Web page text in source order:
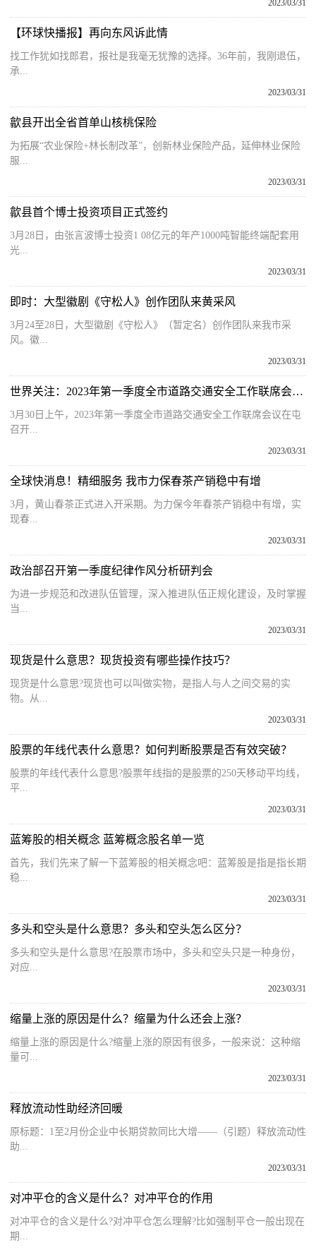
2023/03/31
【环球快播报】再向东风诉此情
找工作犹如找郎君，报社是我毫无犹豫的选择。36年前，我刚退伍，
承...
2023/03/31
歙县开出全省首单山核桃保险
为拓展“农业保险+林长制改革”，创新林业保险产品，延伸林业保险
服...
2023/03/31
歙县首个博士投资项目正式签约
3月28日，由张言波博士投资1 08亿元的年产1000吨智能终端配套用
光...
2023/03/31
即时：大型徽剧《守松人》创作团队来黄采风
3月24至28日，大型徽剧《守松人》（暂定名）创作团队来我市采
风。徽...
2023/03/31
世界关注：2023年第一季度全市道路交通安全工作联席会议在屯召开
3月30日上午，2023年第一季度全市道路交通安全工作联席会议在屯
召开...
2023/03/31
全球快消息！精细服务 我市力保春茶产销稳中有增
3月，黄山春茶正式进入开采期。为力保今年春茶产销稳中有增，实
现春...
2023/03/31
政治部召开第一季度纪律作风分析研判会
为进一步规范和改进队伍管理，深入推进队伍正规化建设，及时掌握
当...
2023/03/31
现货是什么意思？现货投资有哪些操作技巧？
现货是什么意思?现货也可以叫做实物，是指人与人之间交易的实
物。从...
2023/03/31
股票的年线代表什么意思？如何判断股票是否有效突破？
股票的年线代表什么意思?股票年线指的是股票的250天移动平均线，
平...
2023/03/31
蓝筹股的相关概念 蓝筹概念股名单一览
首先，我们先来了解一下蓝筹股的相关概念吧：蓝筹股是指是指长期
稳...
2023/03/31
多头和空头是什么意思？多头和空头怎么区分？
多头和空头是什么意思?在股票市场中，多头和空头只是一种身份，
对应...
2023/03/31
缩量上涨的原因是什么？缩量为什么还会上涨？
缩量上涨的原因是什么?缩量上涨的原因有很多，一般来说：这种缩
量可...
2023/03/31
释放流动性助经济回暖
原标题：1至2月份企业中长期贷款同比大增——（引题）释放流动性
助...
2023/03/31
对冲平仓的含义是什么？对冲平仓的作用
对冲平仓的含义是什么?对冲平仓怎么理解?比如强制平仓一般出现在
期...